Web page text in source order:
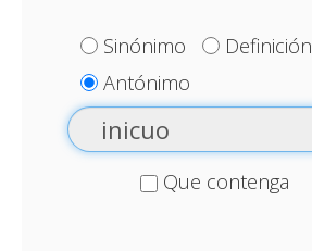
Sinónimo
Definición
Antónimo
Que contenga